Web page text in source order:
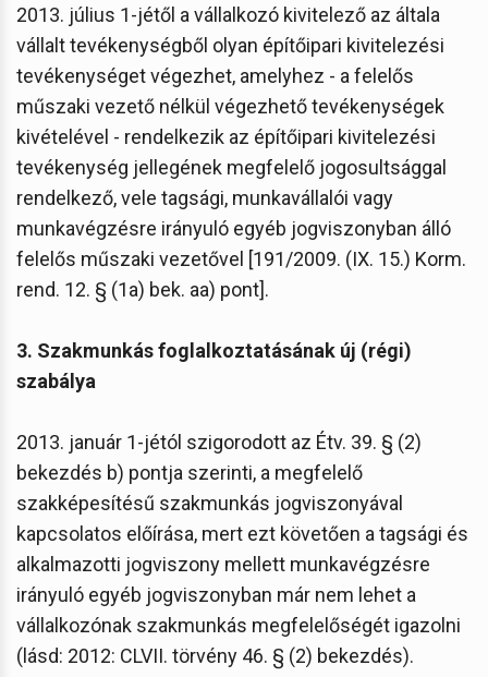
2013. július 1-jétől a vállalkozó kivitelező az általa
vállalt tevékenységből olyan építőipari kivitelezési
tevékenységet végezhet, amelyhez - a felelős
műszaki vezető nélkül végezhető tevékenységek
kivételével - rendelkezik az építőipari kivitelezési
tevékenység jellegének megfelelő jogosultsággal
rendelkező, vele tagsági, munkavállalói vagy
munkavégzésre irányuló egyéb jogviszonyban álló
felelős műszaki vezetővel [191/2009. (IX. 15.) Korm.
rend. 12. § (1a) bek. aa) pont].
3. Szakmunkás foglalkoztatásának új (régi)
szabálya
2013. január 1-jétól szigorodott az Étv. 39. § (2)
bekezdés b) pontja szerinti, a megfelelő
szakképesítésű szakmunkás jogviszonyával
kapcsolatos előírása, mert ezt követően a tagsági és
alkalmazotti jogviszony mellett munkavégzésre
irányuló egyéb jogviszonyban már nem lehet a
vállalkozónak szakmunkás megfelelőségét igazolni
(lásd: 2012: CLVII. törvény 46. § (2) bekezdés).